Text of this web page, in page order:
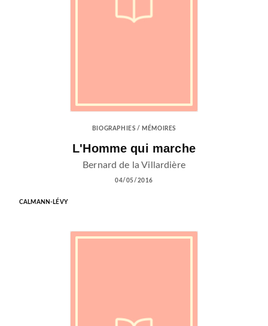
BIOGRAPHIES / MÉMOIRES
L'Homme qui marche
Bernard de la Villardière
04/05/2016
CALMANN-LÉVY